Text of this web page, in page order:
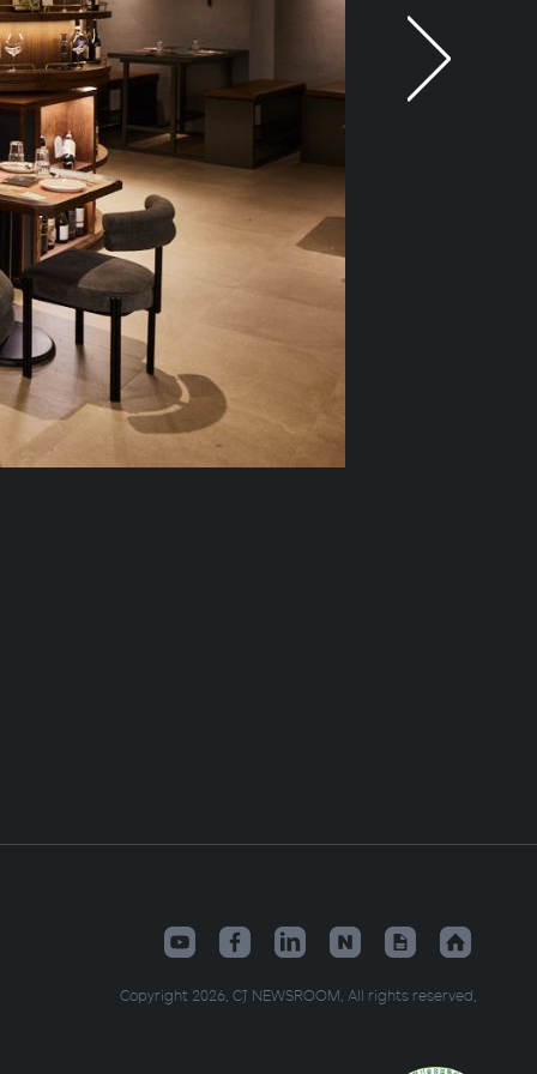
Copyright 2026. CJ NEWSROOM. All rights reserved.